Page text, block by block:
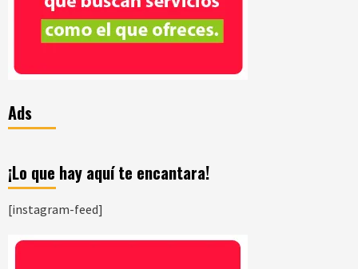
Ads
¡Lo que hay aquí te encantara!
[instagram-feed]